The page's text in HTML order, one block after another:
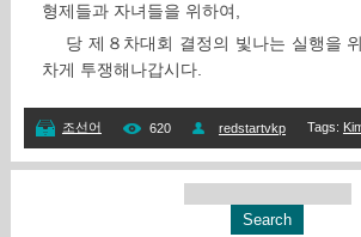
형제들과 자녀들을 위하여,
당 제８차대회 결정의 빛나는 실행을
차게 투쟁해나갑시다.
조선어 620 redstartvkp Tags: